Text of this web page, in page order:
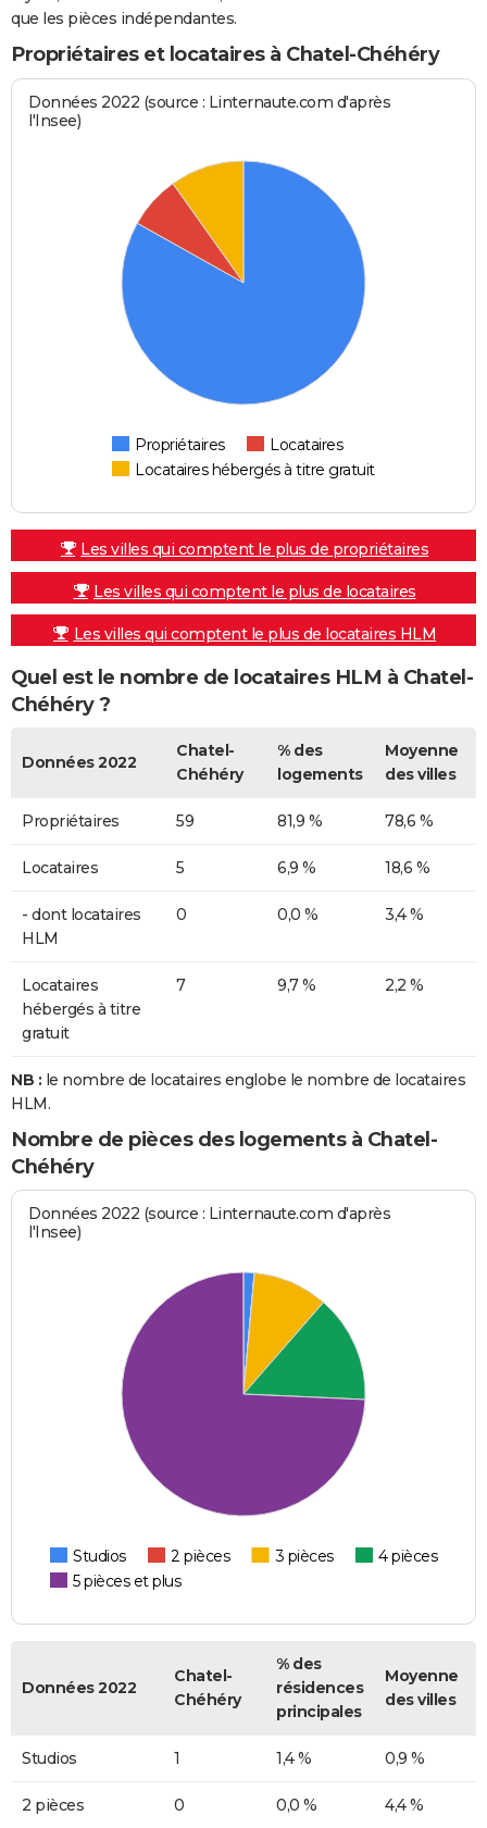
que les pièces indépendantes.
Propriétaires et locataires à Chatel-Chéhéry
Données 2022 (source : Linternaute.com d'après
l'Insee)
Propriétaires
Locataires
Locataires hébergés à titre gratuit
Les villes qui comptent le plus de propriétaires
Les villes qui comptent le plus de locataires
Les villes qui comptent le plus de locataires HLM
Quel est le nombre de locataires HLM à Chatel-
Chéhéry ?
Données 2022
Chatel-
Chéhéry
% des
logements
Moyenne
des villes
Propriétaires 59 81,9 % 78,6 %
Locataires 5 6,9 % 18,6 %
- dont locataires
HLM
0 0,0 % 3,4 %
Locataires
hébergés à titre
gratuit
7 9,7 % 2,2 %
NB : le nombre de locataires englobe le nombre de locataires
HLM.
Nombre de pièces des logements à Chatel-
Chéhéry
Données 2022 (source : Linternaute.com d'après
l'Insee)
Studios 2 pièces 3 pièces
4 pièces
5 pièces et plus
Données 2022
Chatel-
Chéhéry
% des
résidences
principales
Moyenne
des villes
Studios 1 1,4 % 0,9 %
2 pièces 0 0,0 % 4,4 %